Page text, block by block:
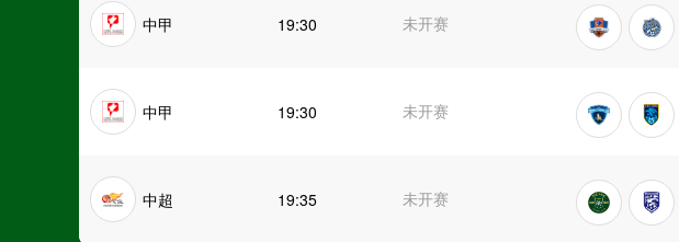
中甲 19:30 未开赛
中甲 19:30 未开赛
中超 19:35 未开赛